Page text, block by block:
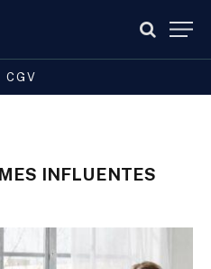
CGV
INFLUENTES